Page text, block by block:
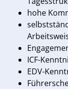
hohe
ICF-
EDV-